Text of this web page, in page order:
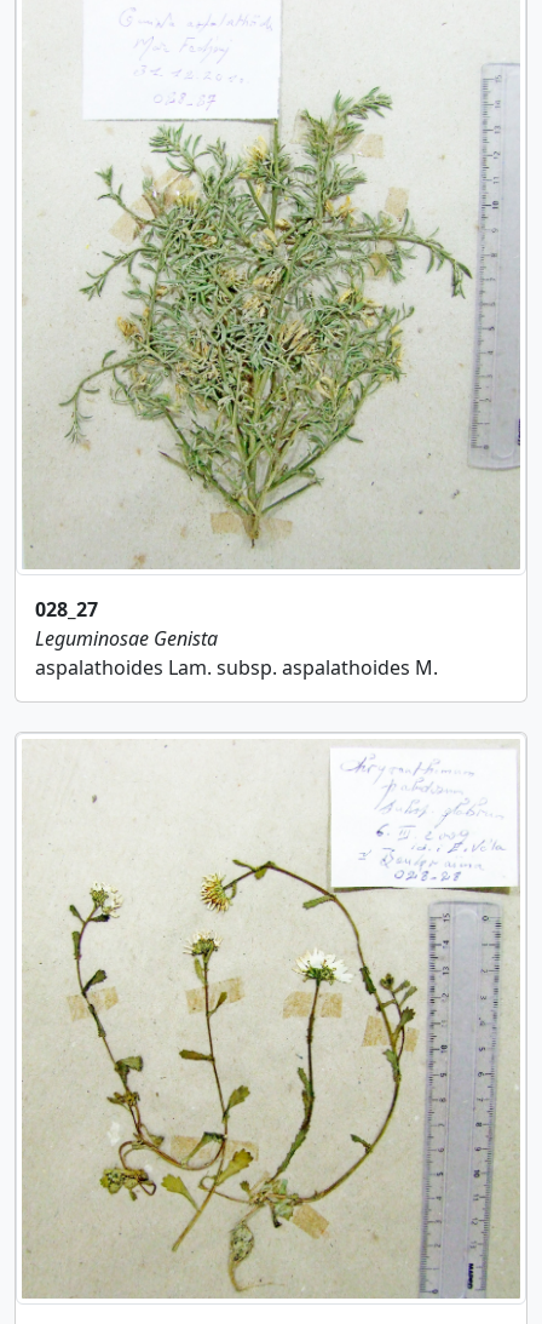
028_27
Leguminosae Genista
aspalathoides Lam. subsp. aspalathoides M.